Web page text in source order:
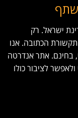
כ-40,000 איש במדינת ישראל. רק
הכתובה. אנו
בחינם. אתר אנדרטה
לציבור כולו